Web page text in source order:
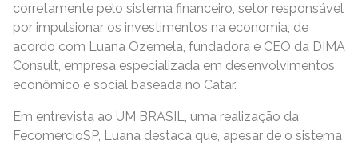
corretamente pelo sistema financeiro, setor responsável
por impulsionar os investimentos na economia, de
acordo com Luana Ozemela, fundadora e CEO da DIMA
Consult, empresa especializada em desenvolvimentos
econômico e social baseada no Catar.
Em entrevista ao UM BRASIL, uma realização da
FecomercioSP, Luana destaca que, apesar de o sistema